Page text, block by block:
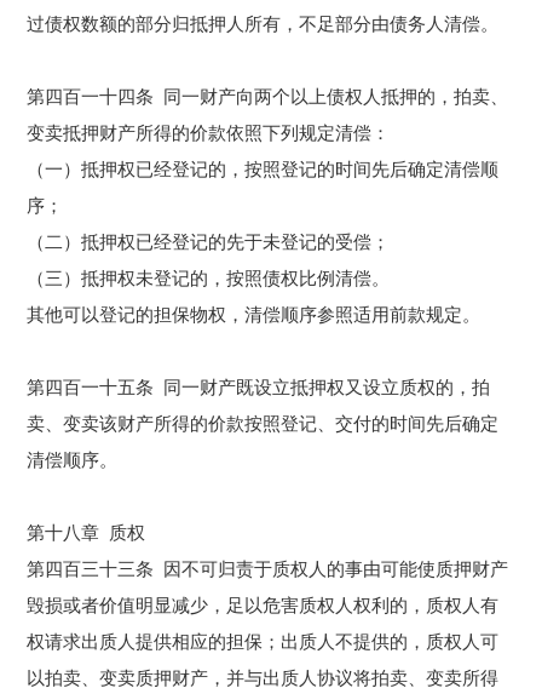
过债权数额的部分归抵押人所有，不足部分由债务人清偿。
第四百一十四条 同一财产向两个以上债权人抵押的， 拍卖、
变卖抵押财产所得的价款依照下列规定清偿：
（一）抵押权已经登记的，按照登记的时间先后确定清偿顺
序；
（二）抵押权已经登记的先于未登记的受偿；
（三）抵押权未登记的，按照债权比例清偿。
其他可以登记的担保物权，清偿顺序参照适用前款规定。
第四百一十五条 同一财产既设立抵押权又设立质权的， 拍
卖、变卖该财产所得的价款按照登记、交付的时间先后确定
清偿顺序。
第十八章 质权
第四百三十三条 因不可归责于质权人的事由可能使质押财产
毁损或者价值明显减少，足以危害质权人权利的，质权人有
权请求出质人提供相应的担保；出质人不提供的，质权人可
以拍卖、变卖质押财产，并与出质人协议将拍卖、变卖所得